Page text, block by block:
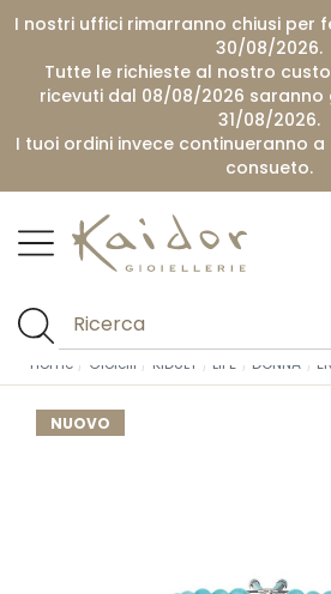
I nostri uffici rimarranno chiusi per
30/08/2026.
Tutte le richieste al nostro
ricevuti dal 08/08/2026
31/08/2026.
I tuoi ordini invece continueranno
consueto.
Home Gioielli KIDULT LIFE DONNA
NUOVO